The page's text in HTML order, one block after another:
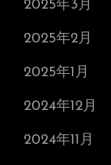
2025年3月
2025年2月
2025年1月
2024年12月
2024年11月